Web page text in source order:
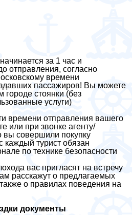
за 1 час и
отправления, согласно
времени
пассажиров! Вы можете
городе стоянки (без
услуги)
времени отправления вашего
или при звонке агенту/
вы совершили покупку
каждый турист обязан
по технике безопасности
вас пригласят на встречу
расскажут о предлагаемых
о правилах поведения на
документы